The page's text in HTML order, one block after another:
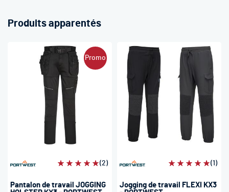
Produits apparentés
Promo
Évaluation:(2)
Pantalon de travail JOGGING
Évaluation:(1)
Jogging de travail FLEXI KX3